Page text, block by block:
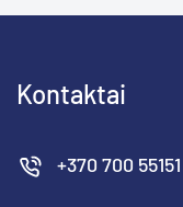
Kontaktai
+370 700 55151